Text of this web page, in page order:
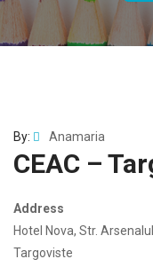
By: Anamaria
CEAC –
Address
Hotel Nova, Str.
Targoviste